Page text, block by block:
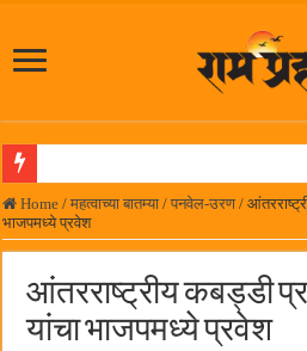
समाजप्रिय नेतृत्व आमदार प्रशांत ठाकूर यांच्या
पनवेलमध्ये ८ ऑगस्टला महारोजगार मेळावा
सर्वात मोठ्या दिवाळी अंक स्पर्धेचा निकाल जाहीर
जनार्दन भगत शिक्षण प्रसारक संस्थेच्या मुख्य
Home / महत्वाच्या बातम्या / पनवेल-उरण /
भाजपमध्ये प्रवेश
आंतरराष्ट्रीय कबड्डी
यांचा भाजपमध्ये प्रवेश